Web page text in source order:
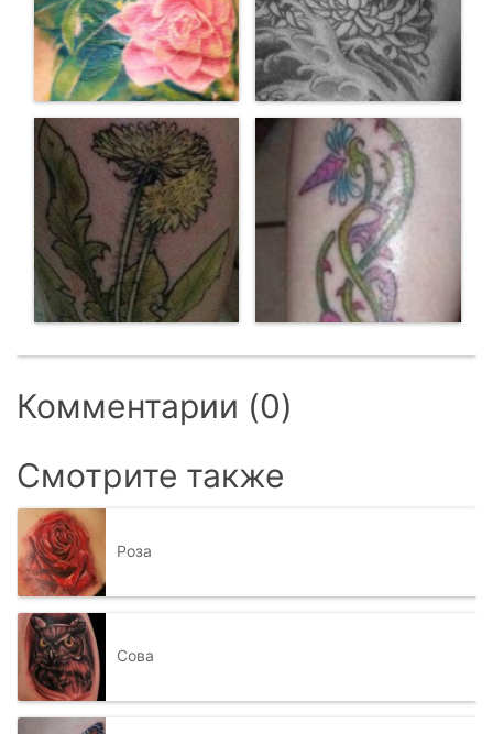
Комментарии (0)
Смотрите также
Роза
Сова